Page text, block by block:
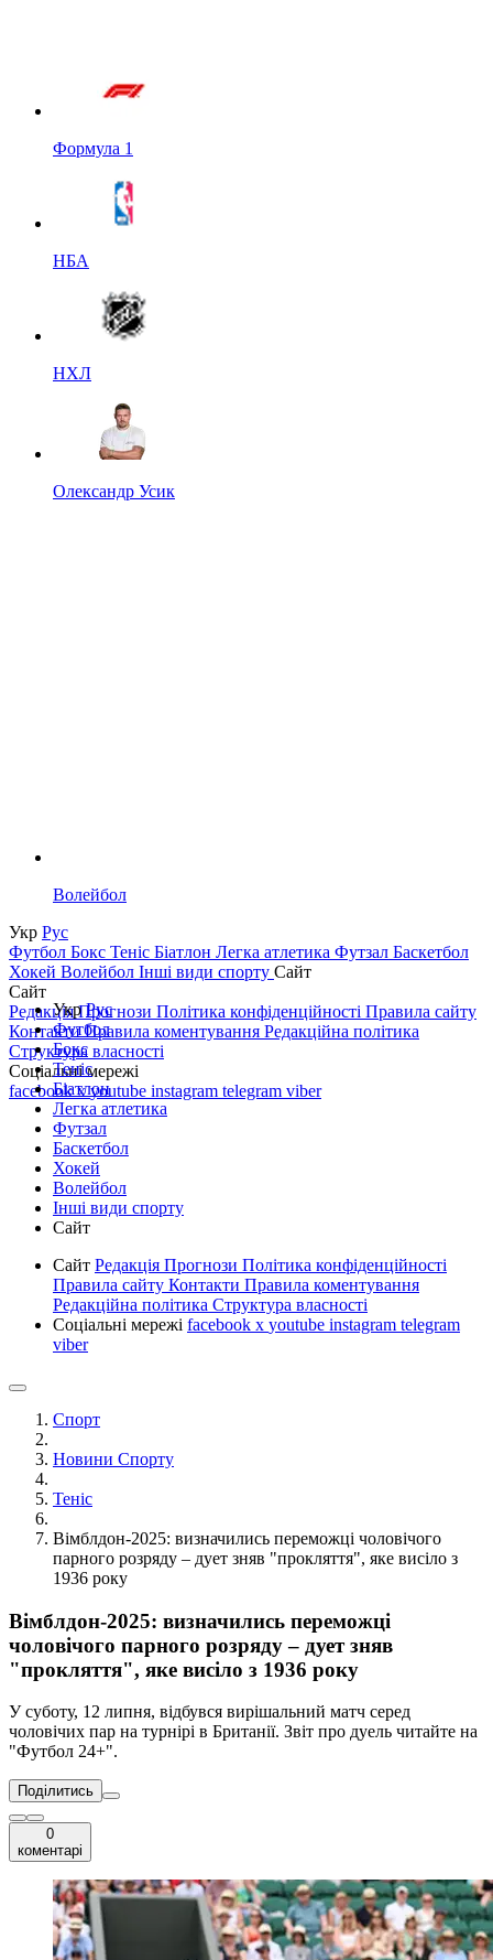
Формула 1
НБА
НХЛ
Олександр Усик
Волейбол
Укр Рус
Футбол Бокс Теніс Біатлон Легка атлетика Футзал Баскетбол
Хокей Волейбол Інші види спорту Сайт
Сайт
РедакціяПрогнози Політика конфіденційності Правила сайту
КонтактиПравила коментування Редакційна політика
Структура власності
Соціальні мережі
facebookxyoutube instagram telegram viber
УкрРус
Футбол
Бокс
Теніс
Біатлон
Легка атлетика
Футзал
Баскетбол
Хокей
Волейбол
Інші види спорту
Сайт
Сайт Редакція Прогнози Політика конфіденційності
Правила сайту Контакти Правила коментування
Редакційна політика Структура власності
Соціальні мережі facebook x youtube instagram telegram
viber
Спорт
Новини Спорту
Теніс
Вімблдон-2025: визначились переможці чоловічого
парного розряду – дует зняв "прокляття", яке висіло з
1936 року
Вімблдон-2025: визначились переможці
чоловічого парного розряду – дует зняв
"прокляття", яке висіло з 1936 року
У суботу, 12 липня, відбувся вирішальний матч серед
чоловічих пар на турнірі в Британії. Звіт про дуель читайте на
"Футбол 24+".
Поділитись
0
коментарі